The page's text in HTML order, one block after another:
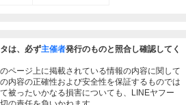
は、必ず主催者発行のものと照合し確認してく
ページ上に掲載されている情報の内容に関して
内容の正確性および安全性を保証するものでは
被ったいかなる損害についても、LINEヤフー